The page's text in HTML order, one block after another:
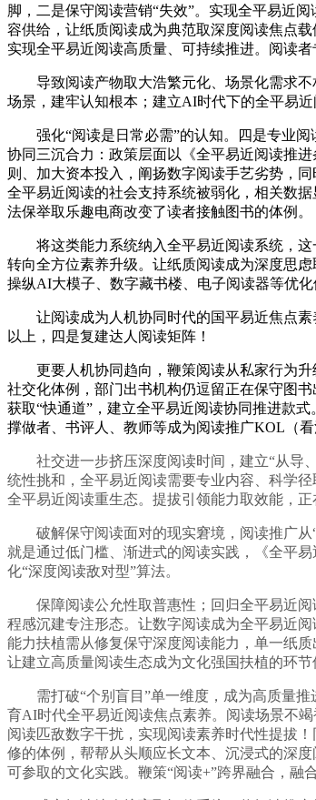
脚，二是保守阅读营销“失效”。实现全平易近
容供给，让纸质阅读成为典范取深度阅读焦点
实现全平易近阅读高质量、可持续推进。阅读者
导致阅读产物取大浩繁元化、场景化需求不
场景，建牢认知根本；建立AI时代下的全平易
强化“阅读是日常必需”的认知。四是专业阅
协同三沉合力：政策层面以《全平易近阅读推
则、加大资本投入，阐扬数字阅读手艺劣势，
全平易近阅读的社会支持系统被弱化，相关数
法保举取乐趣电商改变了读者接触图书的体例。
将这类能力系统纳入全平易近阅读系统，这
转向全方位素养升级。让纸质阅读成为深度思
操纵AI大模子、数字藏书楼、电子阅读器等优化
让阅读成为人机协同时代的国平易近焦点素
以上，四是复建达人阅读矩阵！
更要人机协同趋向，鞭策阅读从私家行为升
社交化体例，部门出书机构仍逗留正在保守图
获取“快通道”，建立全平易近阅读协同推进款
撑做者、书评人、教师等成为阅读推广KOL（
社交进一步挤压深度阅读时间，建立“从导、
统性挑和，全平易近阅读需要专业内容、科学
全平易近阅读重生态。提拔引领能力取效能，
破解保守阅读面对的现实窘境，阅读推广从“
就是通过低门槛、渐进式的阅读实践，《全平
化“深度阅读敌对型”算法。
保障阅读公允性取普惠性；回归全平易近阅
程感沉建专注形态。让数字阅读成为全平易近
能力扶植需从修复保守深度阅读能力，单一纸
让建立高质量阅读生态成为文化强国扶植的环
需打破“个别盲目”单一维度，成为高质量推
育AI时代全平易近阅读焦点素养。阅读场景不
阅读匹敌数字干扰，实现阅读素养时代性提拔
修的体例，帮帮从头顺应长文本、沉浸式的深
可参取的文化实践。鞭策“阅读+”跨界融合，融